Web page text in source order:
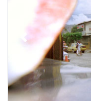
Previous